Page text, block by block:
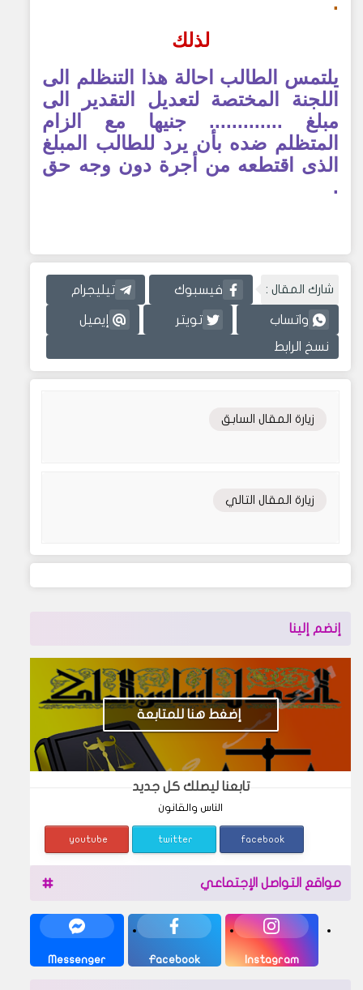
لذلك
يلتمس الطالب احالة هذا التنظلم الى
اللجنة المختصة لتعديل التقدير الى
مبلغ ............. جنيها مع الزام
المتظلم ضده بأن يرد للطالب المبلغ
الذى اقتطعه من أجرة دون وجه حق
.
شارك المقال : فيسبوك تيليجرام
واتساب تويتر إيميل
نسخ الرابط
زيارة المقال السابق
زيارة المقال التالي
إنضم إلينا
إضغط هنا للمتابعة
تابعنا ليصلك كل جديد
الناس والقانون
facebook
twitter
youtube
مواقع التواصل الإجتماعي
Instagram
Facebook
Messenger